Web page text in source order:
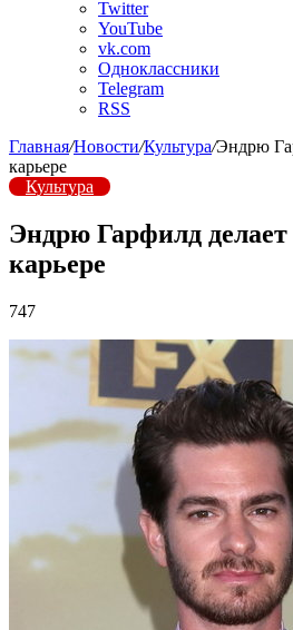
Twitter
YouTube
vk.com
Одноклассники
Telegram
RSS
Главная/Новости/Культура/Эндрю
карьере
Культура
Эндрю Гарфилд
карьере
747